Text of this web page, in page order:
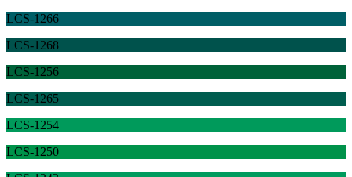
LCS-1266
LCS-1268
LCS-1256
LCS-1265
LCS-1254
LCS-1250